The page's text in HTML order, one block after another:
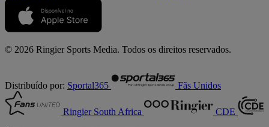
© 2026 Ringier Sports Media. Todos os direitos reservados.
Distribuído por: Sportal365 Fãs Unidos
Ringier South Africa CDE